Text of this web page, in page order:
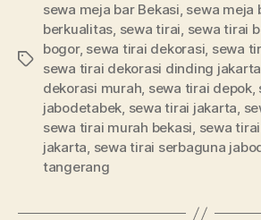
Tag
sewa meja bar Bekasi, sewa meja
berkualitas, sewa tirai, sewa tirai
bogor, sewa tirai dekorasi, sewa
sewa tirai dekorasi dinding
dekorasi murah, sewa tirai depok,
jabodetabek, sewa tirai jakarta,
sewa tirai murah bekasi, sewa
jakarta, sewa tirai serbaguna
tangerang